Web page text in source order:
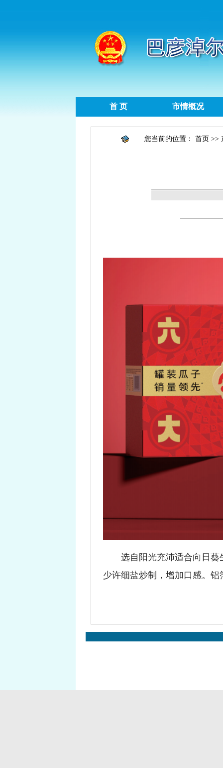
首 页 市情概况
您当前的位置： 首页 >>
选自阳光充沛适合向日葵生
少许细盐炒制，增加口感。